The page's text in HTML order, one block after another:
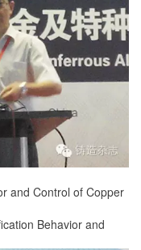
and Control of Copper
Behavior and